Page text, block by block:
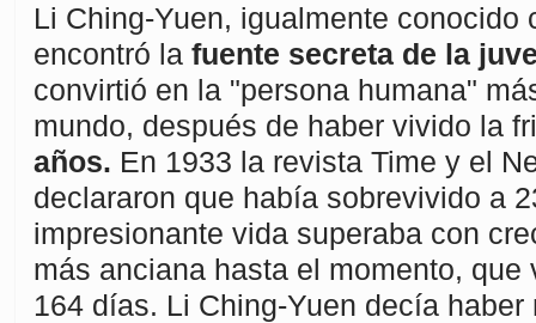
Li Ching-Yuen, igualmente conocido
encontró la fuente secreta de la
convirtió en la "persona humana"
mundo, después de haber vivido la
años. En 1933 la revista Time y el
declararon que había sobrevivido a
impresionante vida superaba con
más anciana hasta el momento, que
164 días. Li Ching-Yuen decía haber